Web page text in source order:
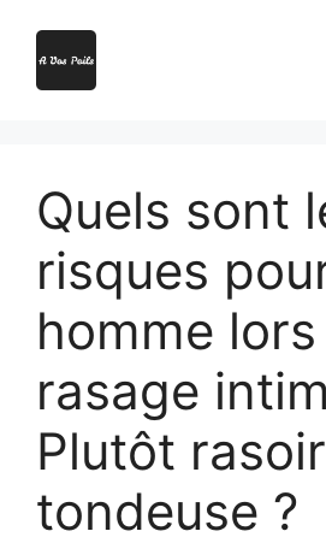
Quels sont
risques
homme
rasage
Plutôt
tondeuse ?